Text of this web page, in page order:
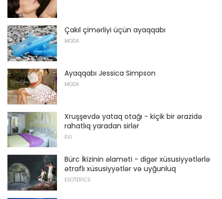
Çakıl çimərliyi üçün ayaqqabı
MODA
Ayaqqabı Jessica Simpson
MODA
Xruşşevdə yataq otağı - kiçik bir ərazidə
rahatlıq yaradan sirlər
EVI
Bürc İkizinin əlaməti - digər xüsusiyyətlərlə
ətraflı xüsusiyyətlər və uyğunluq
ESOTERICS